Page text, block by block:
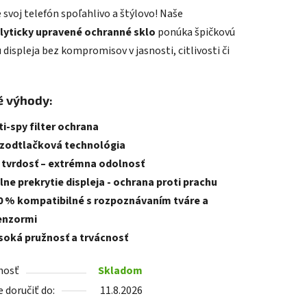
svoj telefón spoľahlivo a štýlovo! Naše
upravené ochranné sklo ponúka špičkovú
displeja bez kompromisov v jasnosti, citlivosti či
výhody:
spy filter ochrana
technológia
tvrdosť – extrémna odolnosť
prekrytie displeja - ochrana proti prachu
% kompatibilné s rozpoznávaním tváre a
pružnosť a trvácnosť
Skladom
doručiť do:
11.8.2026